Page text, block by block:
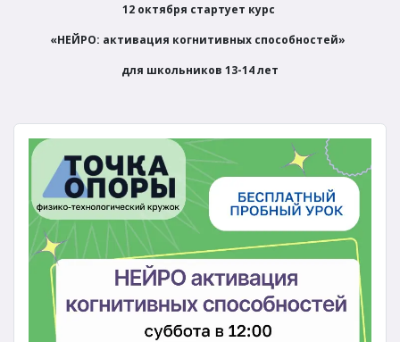
12 октября стартует курс
«НЕЙРО: активация когнитивных способностей»
для школьников 13-14 лет